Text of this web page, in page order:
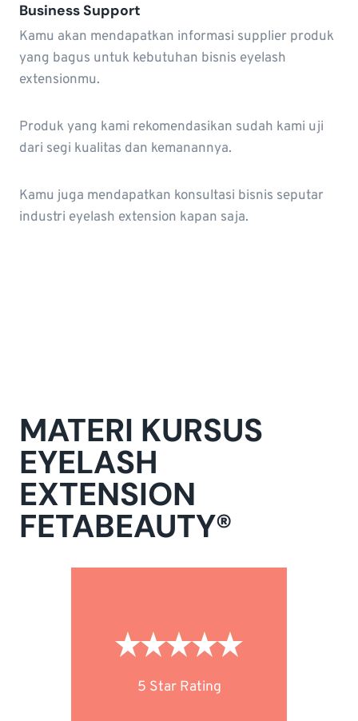
Business Support
Kamu akan mendapatkan informasi supplier produk
yang bagus untuk kebutuhan bisnis eyelash
extensionmu.
Produk yang kami rekomendasikan sudah kami uji
dari segi kualitas dan kemanannya.
Kamu juga mendapatkan konsultasi bisnis seputar
industri eyelash extension kapan saja.
MATERI KURSUS
EYELASH
EXTENSION
FETABEAUTY®
5 Star Rating